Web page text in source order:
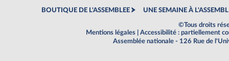
BOUTIQUE DE L'ASSEMBLEE UNE SEMAINE À
©Tous droits
Mentions légales
Accessibilité : partiellement
Assemblée nationale - 126 Rue de